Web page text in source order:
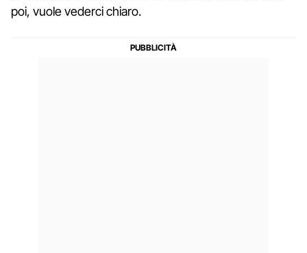
poi, vuole vederci chiaro.